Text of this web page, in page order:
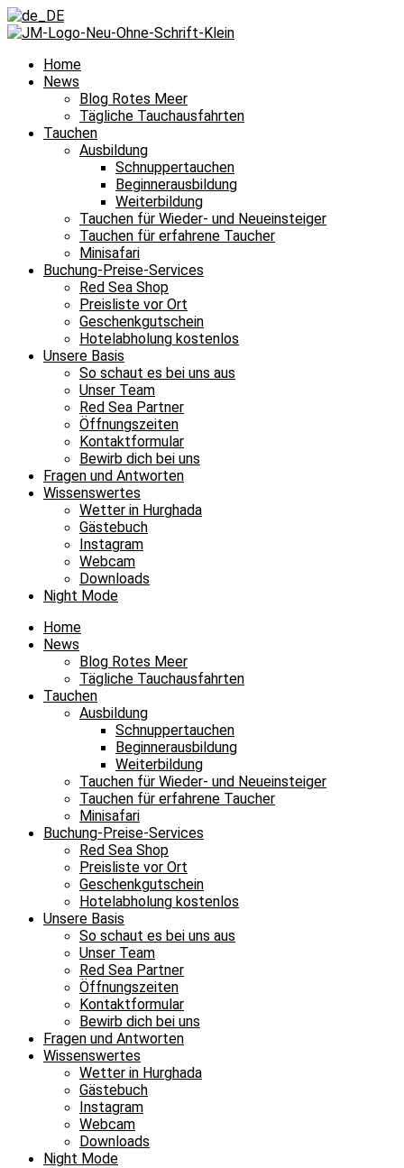
Home
News
Blog Rotes Meer
Tägliche Tauchausfahrten
Tauchen
Ausbildung
Schnuppertauchen
Beginnerausbildung
Weiterbildung
Tauchen für Wieder- und Neueinsteiger
Tauchen für erfahrene Taucher
Minisafari
Buchung-Preise-Services
Red Sea Shop
Preisliste vor Ort
Geschenkgutschein
Hotelabholung kostenlos
Unsere Basis
So schaut es bei uns aus
Unser Team
Red Sea Partner
Öffnungszeiten
Kontaktformular
Bewirb dich bei uns
Fragen und Antworten
Wissenswertes
Wetter in Hurghada
Gästebuch
Instagram
Webcam
Downloads
Night Mode
Home
News
Blog Rotes Meer
Tägliche Tauchausfahrten
Tauchen
Ausbildung
Schnuppertauchen
Beginnerausbildung
Weiterbildung
Tauchen für Wieder- und Neueinsteiger
Tauchen für erfahrene Taucher
Minisafari
Buchung-Preise-Services
Red Sea Shop
Preisliste vor Ort
Geschenkgutschein
Hotelabholung kostenlos
Unsere Basis
So schaut es bei uns aus
Unser Team
Red Sea Partner
Öffnungszeiten
Kontaktformular
Bewirb dich bei uns
Fragen und Antworten
Wissenswertes
Wetter in Hurghada
Gästebuch
Instagram
Webcam
Downloads
Night Mode